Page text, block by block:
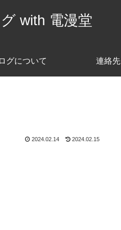
with 電漫堂
グについて 連絡先
2024.02.14 2024.02.15